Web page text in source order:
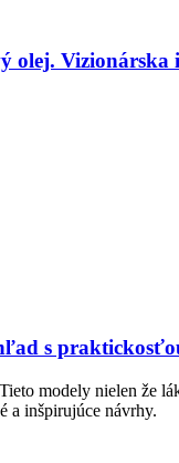
Vizionárska
s
modely nielen že
a inšpirujúce návrhy.